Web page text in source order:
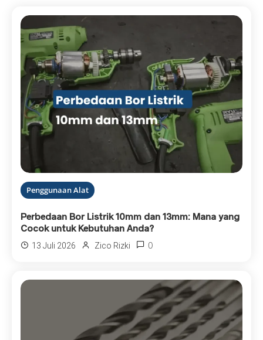
Penggunaan Alat
Perbedaan Bor Listrik 10mm dan 13mm: Mana yang
Cocok untuk Kebutuhan Anda?
13 Juli 2026 Zico Rizki 0